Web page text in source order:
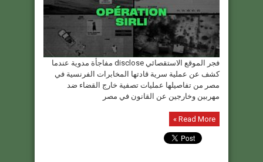
فجر الموقع الاستقصائي disclose مفاجأة مدوية عندما
كشف عن عملية سرية قادتها المخابرات الفرنسية في
مصر من تفاصيلها عمليات تصفية خارج القضاء ضد
مهربين وخارجين عن القانون في مصر
Read More »